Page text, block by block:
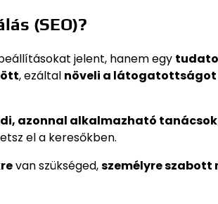
(SEO)?
jelent, hanem egy
, ezáltal növeli a látogatottságot
azonnal alkalmazható
el a keresőkben.
van szükséged,személyre szabott